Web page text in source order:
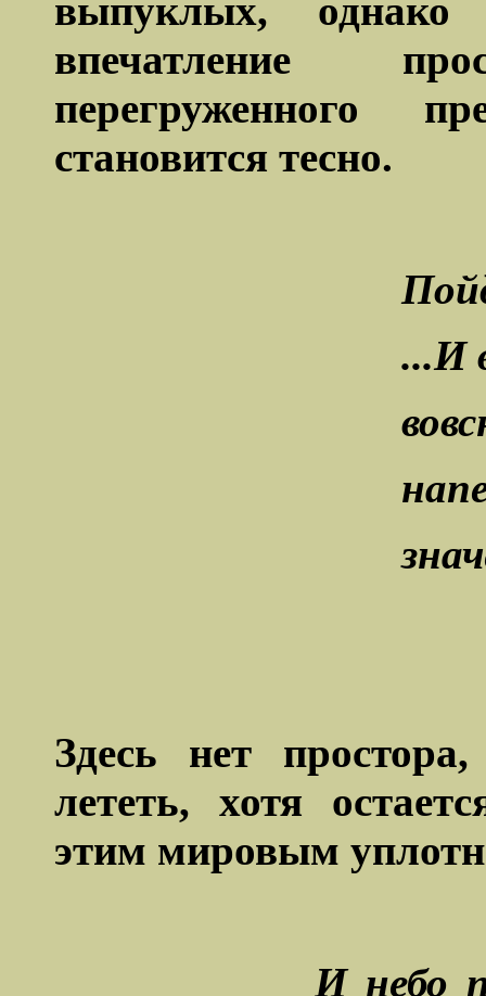
выпуклых, однако
впечатление
перегруженного
становится тесно.
...И
Здесь нет
лететь, хотя
этим мировым
И небо